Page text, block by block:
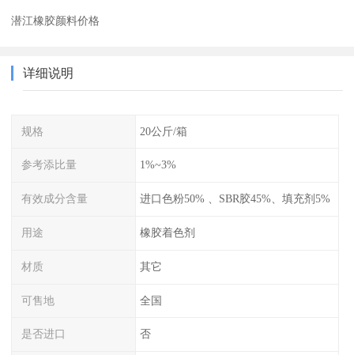
潜江橡胶颜料价格
详细说明
规格 20公斤/箱
参考添比量 1%~3%
有效成分含量 进口色粉50% 、SBR胶45%、填充剂5%
用途 橡胶着色剂
材质 其它
可售地 全国
是否进口 否